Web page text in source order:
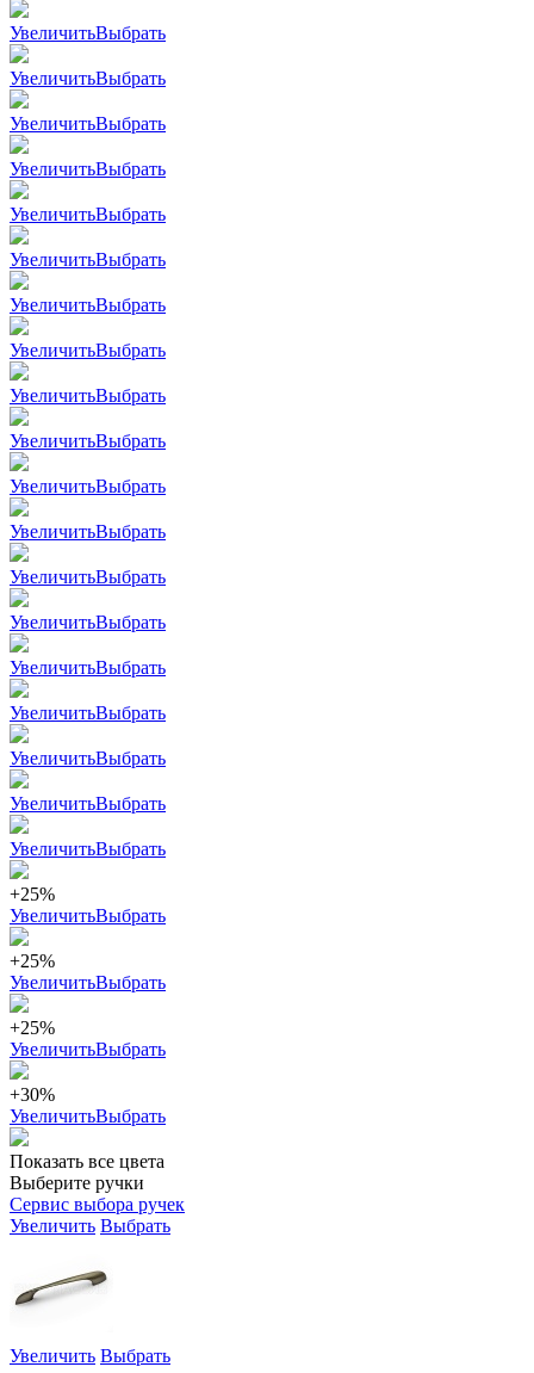
УвеличитьВыбрать
УвеличитьВыбрать
УвеличитьВыбрать
УвеличитьВыбрать
УвеличитьВыбрать
УвеличитьВыбрать
УвеличитьВыбрать
УвеличитьВыбрать
УвеличитьВыбрать
УвеличитьВыбрать
УвеличитьВыбрать
УвеличитьВыбрать
УвеличитьВыбрать
УвеличитьВыбрать
УвеличитьВыбрать
УвеличитьВыбрать
УвеличитьВыбрать
УвеличитьВыбрать
УвеличитьВыбрать
+25%
УвеличитьВыбрать
+25%
УвеличитьВыбрать
+25%
УвеличитьВыбрать
+30%
УвеличитьВыбрать
Показать все цвета
Выберите ручки
Сервис выбора ручек
Увеличить Выбрать
Увеличить Выбрать